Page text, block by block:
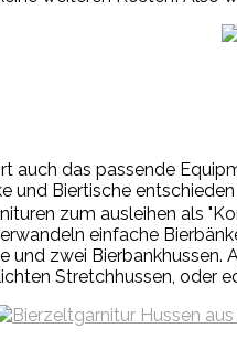
auch das passende
und Biertische
zum ausleihen als
einfache
und zwei
Stretchhussen, oder